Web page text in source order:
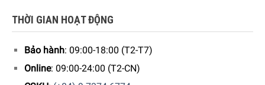
THỜI GIAN HOẠT ĐỘNG
Bảo hành: 09:00-18:00 (T2-T7)
Online: 09:00-24:00 (T2-CN)